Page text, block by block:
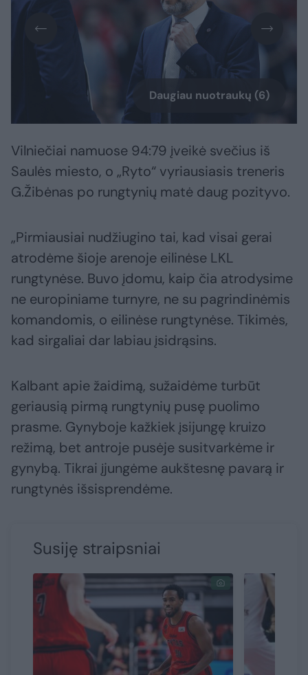
Daugiau nuotraukų (6)
Vilniečiai namuose 94:79 įveikė svečius iš
Saulės miesto, o „Ryto“ vyriausiasis treneris
G.Žibėnas po rungtynių matė daug pozityvo.
„Pirmiausiai nudžiugino tai, kad visai gerai
atrodėme šioje arenoje eilinėse LKL
rungtynėse. Buvo įdomu, kaip čia atrodysime
ne europiniame turnyre, ne su pagrindinėmis
komandomis, o eilinėse rungtynėse. Tikimės,
kad sirgaliai dar labiau įsidrąsins.
Kalbant apie žaidimą, sužaidėme turbūt
geriausią pirmą rungtynių pusę puolimo
prasme. Gynyboje kažkiek įsijungę kruizo
režimą, bet antroje pusėje susitvarkėme ir
gynybą. Tikrai įjungėme aukštesnę pavarą ir
rungtynės išsisprendėme.
Susiję straipsniai